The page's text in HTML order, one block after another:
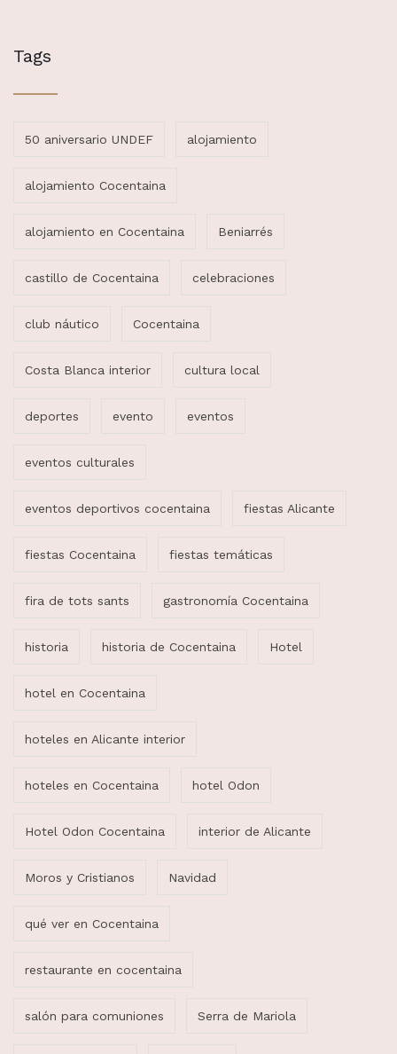
Tags
50 aniversario UNDEF alojamiento
alojamiento Cocentaina
alojamiento en Cocentaina Beniarrés
castillo de Cocentaina celebraciones
club náutico Cocentaina
Costa Blanca interior cultura local
deportes evento eventos
eventos culturales
eventos deportivos cocentaina fiestas Alicante
fiestas Cocentaina fiestas temáticas
fira de tots sants gastronomía Cocentaina
historia historia de Cocentaina Hotel
hotel en Cocentaina
hoteles en Alicante interior
hoteles en Cocentaina hotel Odon
Hotel Odon Cocentaina interior de Alicante
Moros y Cristianos Navidad
qué ver en Cocentaina
restaurante en cocentaina
salón para comuniones Serra de Mariola